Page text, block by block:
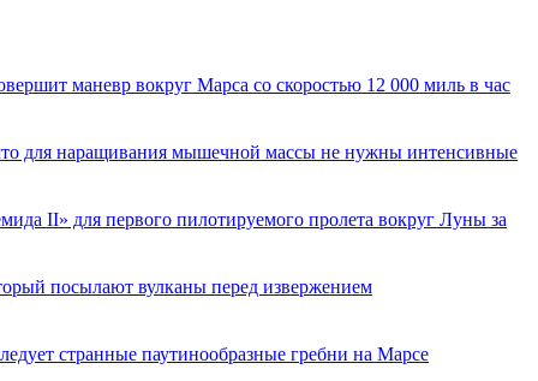
маневр вокруг Марса со скоростью 12 000 миль в час
для наращивания мышечной массы не нужны интенсивные
II» для первого пилотируемого пролета вокруг Луны за
посылают вулканы перед извержением
странные паутинообразные гребни на Марсе